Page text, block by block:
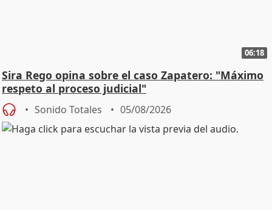
06:18
Sira Rego opina sobre el caso Zapatero: "Máximo
respeto al proceso judicial"
Sonido Totales 05/08/2026